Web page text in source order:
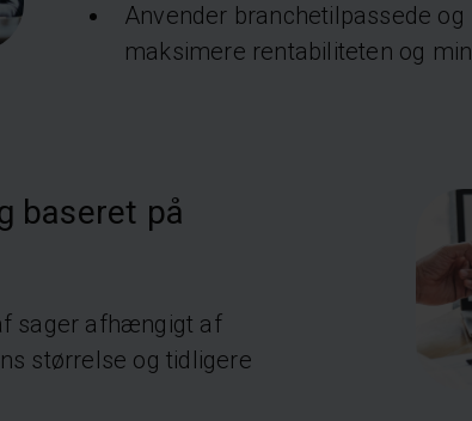
Anvender branchetilpassede
maksimere rentabiliteten og
baseret på
sager afhængigt af
størrelse og tidligere